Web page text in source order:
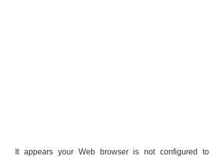
It appears your Web browser is not configured to